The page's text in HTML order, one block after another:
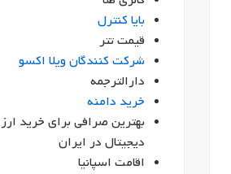
بایا کنترل
قیمت تتر
شرکت کنندگان ویلا اکسو
دارالترجمه
خرید دامنه
بهترین صرافی برای خرید ارز
دیجیتال در ایران
اقامت اسپانیا